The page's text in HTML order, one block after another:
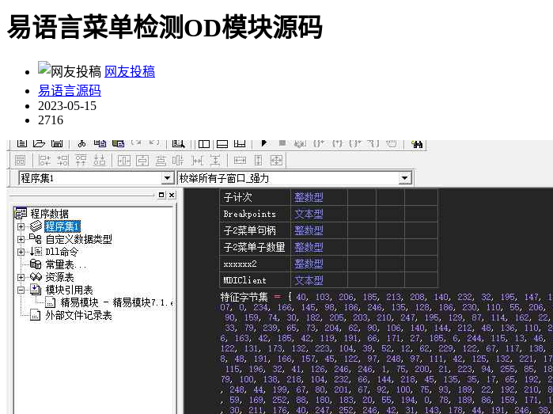
易语言菜单检测OD模块源码
网友投稿
易语言源码
2023-05-15
2716